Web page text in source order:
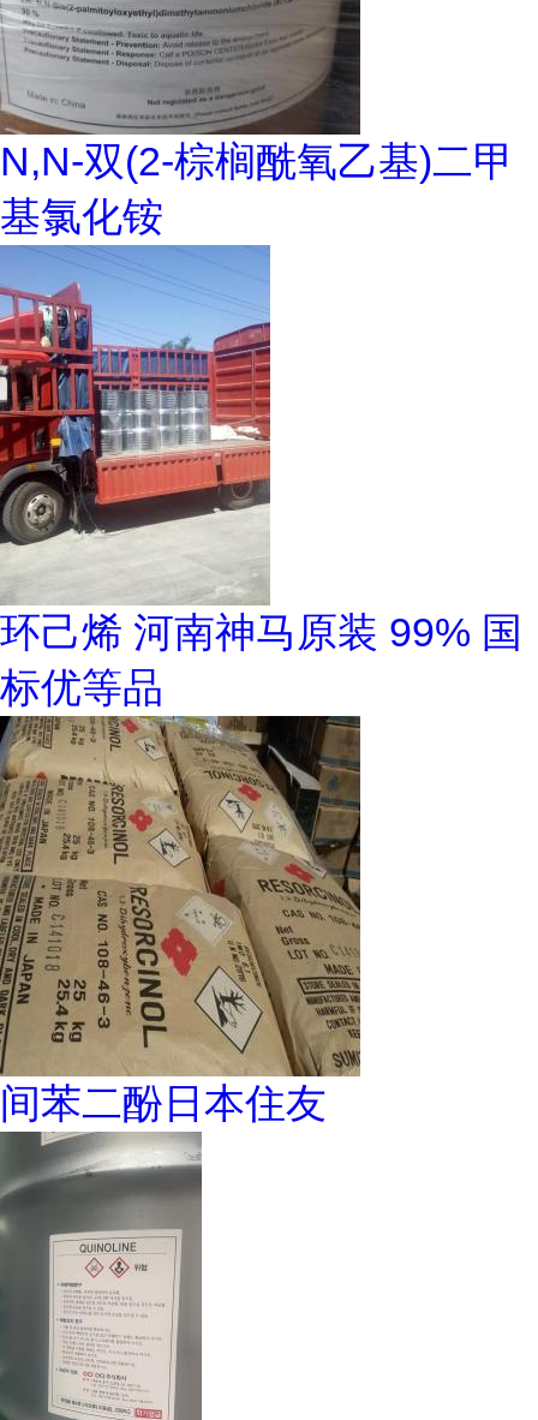
N,N-双(2-棕榈酰氧乙基)二甲
基氯化铵
环己烯 河南神马原装 99% 国
标优等品
间苯二酚日本住友